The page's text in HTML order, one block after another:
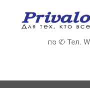
содержимому
по ✆ Тел.